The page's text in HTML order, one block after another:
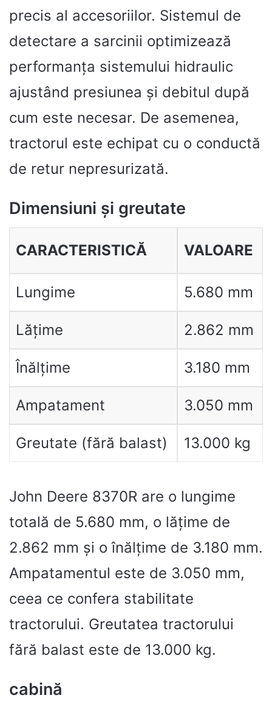
precis al accesoriilor. Sistemul de
detectare a sarcinii optimizează
performanța sistemului hidraulic
ajustând presiunea și debitul după
cum este necesar. De asemenea,
tractorul este echipat cu o conductă
de retur nepresurizată.
Dimensiuni și greutate
CARACTERISTICĂ VALOARE
Lungime 5.680 mm
Lățime 2.862 mm
Înălțime 3.180 mm
Ampatament 3.050 mm
Greutate (fără balast) 13.000 kg
John Deere 8370R are o lungime
totală de 5.680 mm, o lățime de
2.862 mm și o înălțime de 3.180 mm.
Ampatamentul este de 3.050 mm,
ceea ce confera stabilitate
tractorului. Greutatea tractorului
fără balast este de 13.000 kg.
cabină